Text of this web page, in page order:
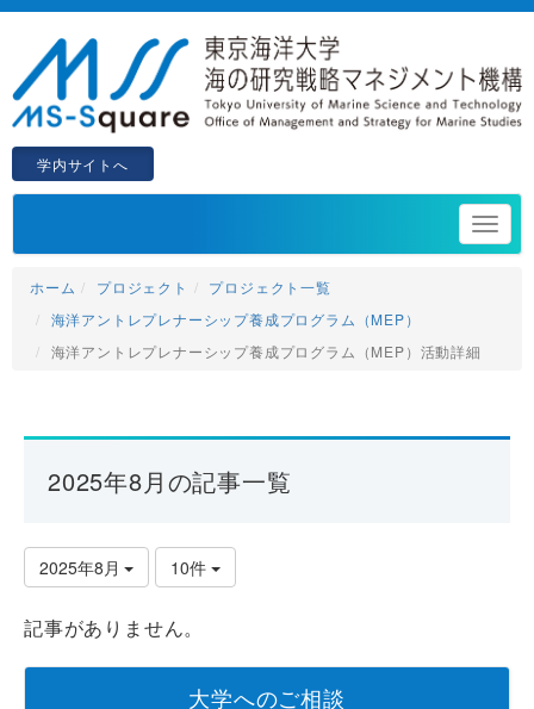
学内サイトへ
ホーム プロジェクト
プロジェクト一覧
海洋アントレプレナーシップ養成プログラム（MEP）
海洋アントレプレナーシップ養成プログラム（MEP）活動詳細
2025年8月の記事一覧
2025年8月 10件
記事がありません。
大学へのご相談